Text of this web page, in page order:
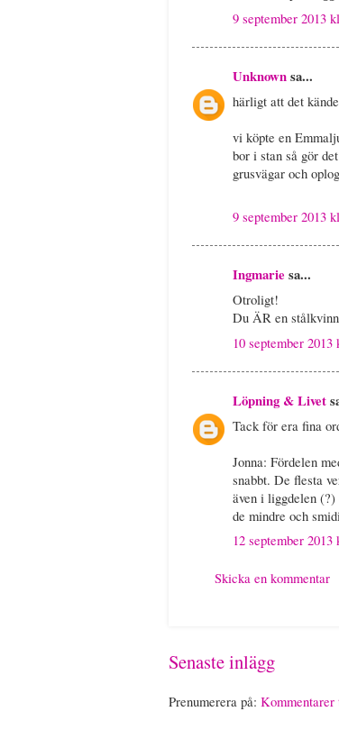
9 september 2013
Unknownsa...
härligt att det
vi köpte en
bor i stan så gör
grusvägar och
9 september 2013
Ingmarie sa...
Otroligt!
Du ÄR en
10 september 2013
Löpning & Livet
Tack för era fina
Jonna: Fördelen
snabbt. De flesta
även i liggdelen
de mindre och
12 september 2013
Skicka en kommentar
Senaste inlägg
Prenumerera på: